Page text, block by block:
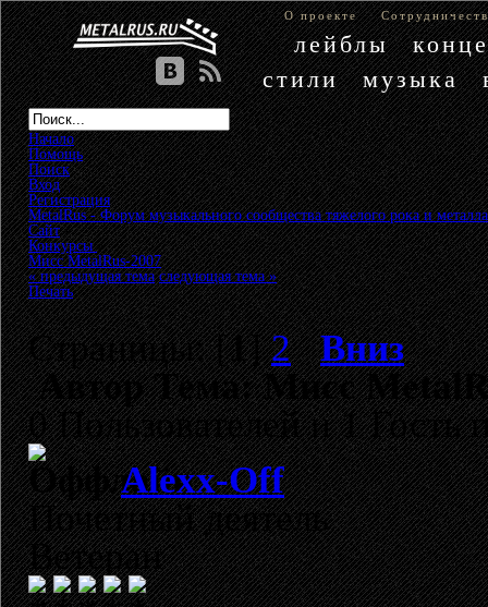
О проекте
лейблы
стили
музыка
Начало
Помощь
Поиск
Вход
Регистрация
MetalRus - Форум музыкального сообщества тяжелого рока и металла
Сайт»
Конкурсы»
Мисс MetalRus-2007
« предыдущая тема следующая тема »
Печать
Страницы: [1]2
Вниз
АвторТема: Мисс
0 Пользователей и 1 Гость
Alexx-Off
Почетный деятель
Ветеран